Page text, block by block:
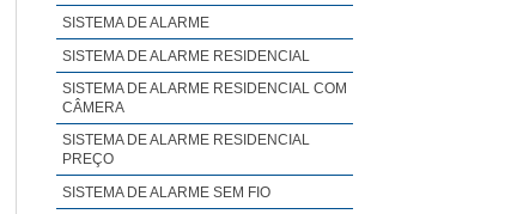
SISTEMA DE ALARME
SISTEMA DE ALARME RESIDENCIAL
SISTEMA DE ALARME RESIDENCIAL COM
CÂMERA
SISTEMA DE ALARME RESIDENCIAL
PREÇO
SISTEMA DE ALARME SEM FIO